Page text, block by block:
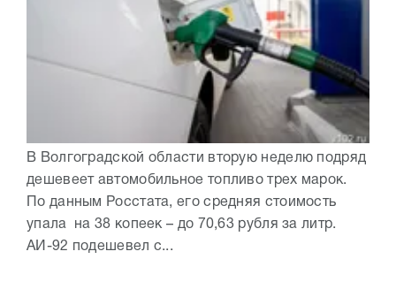
В Волгоградской области вторую неделю подряд
дешевеет автомобильное топливо трех марок.
По данным Росстата, его средняя стоимость
упала на 38 копеек – до 70,63 рубля за литр.
АИ-92 подешевел с...